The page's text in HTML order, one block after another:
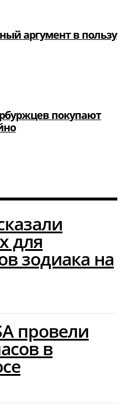
аргумент в пользу
покупают
для
зодиака на
провели
в